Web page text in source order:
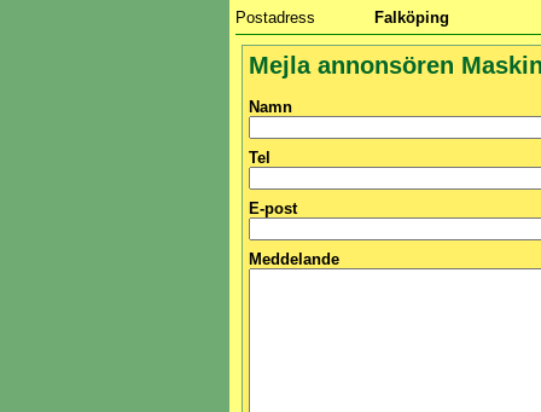
Postadress
Falköping
Mejla annonsören
Namn
Tel
E-post
Meddelande